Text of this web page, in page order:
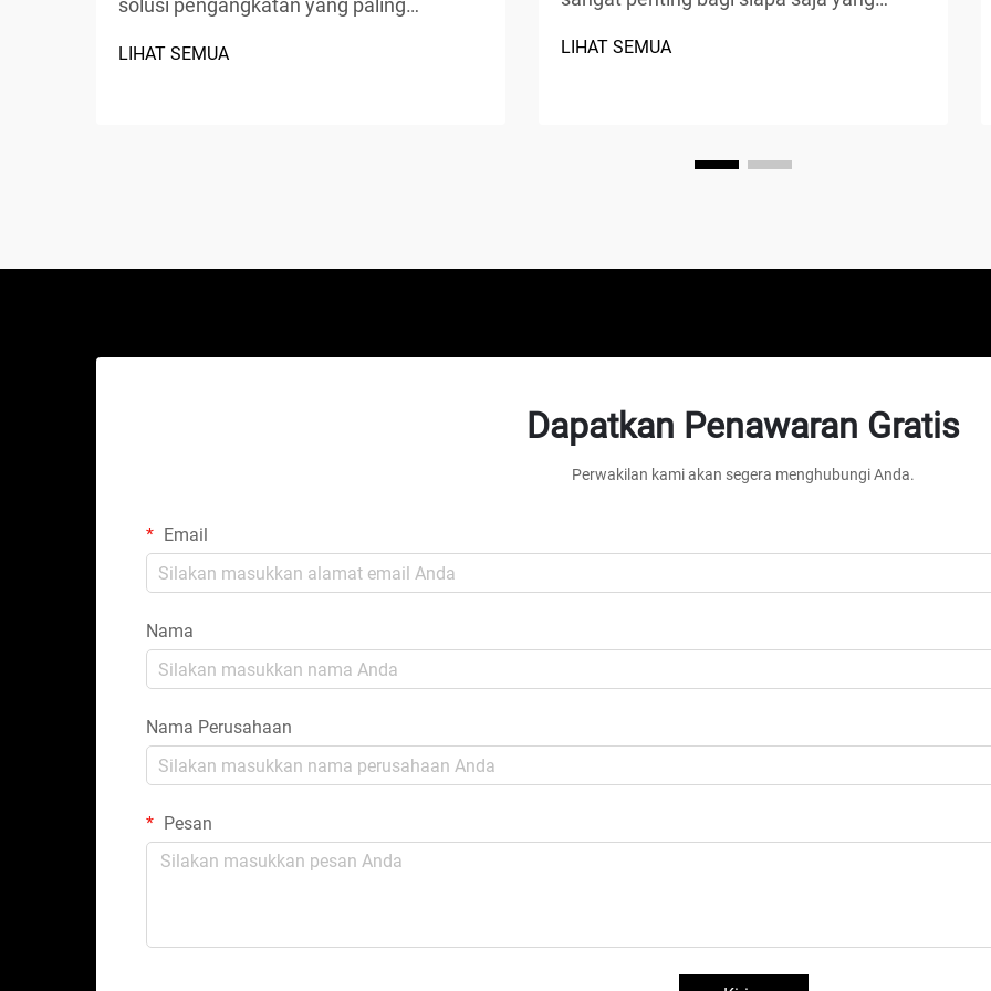
solusi pengangkatan yang paling
di fasilitas servis otomotif, bengkel
LIHAT SEMUA
otomotif, konstruksi, atau proyek
LIHAT SEMUA
Dapatkan Penawaran Gratis
Perwakilan kami akan segera menghubungi Anda.
Email
Nama
Nama Perusahaan
Pesan